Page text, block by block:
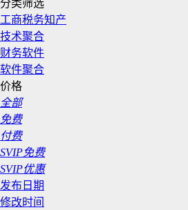
分类筛选
工商税务知产
技术聚合
财务软件
软件聚合
价格
全部
免费
付费
SVIP免费
SVIP优惠
发布日期
修改时间